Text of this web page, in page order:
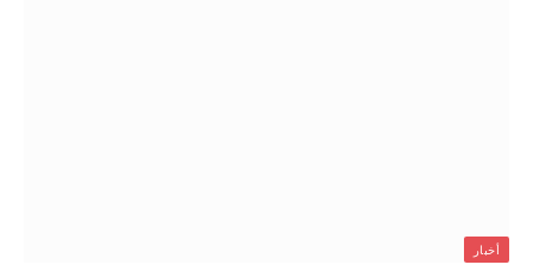
أخبار